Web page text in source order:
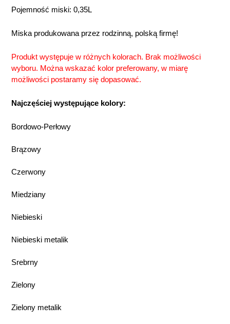
Pojemność miski: 0,35L
Miska produkowana przez rodzinną, polską firmę!
Produkt występuje w różnych kolorach. Brak możliwości
wyboru. Można wskazać kolor preferowany, w miarę
możliwości postaramy się dopasować.
Najczęściej występujące kolory:
Bordowo-Perłowy
Brązowy
Czerwony
Miedziany
Niebieski
Niebieski metalik
Srebrny
Zielony
Zielony metalik